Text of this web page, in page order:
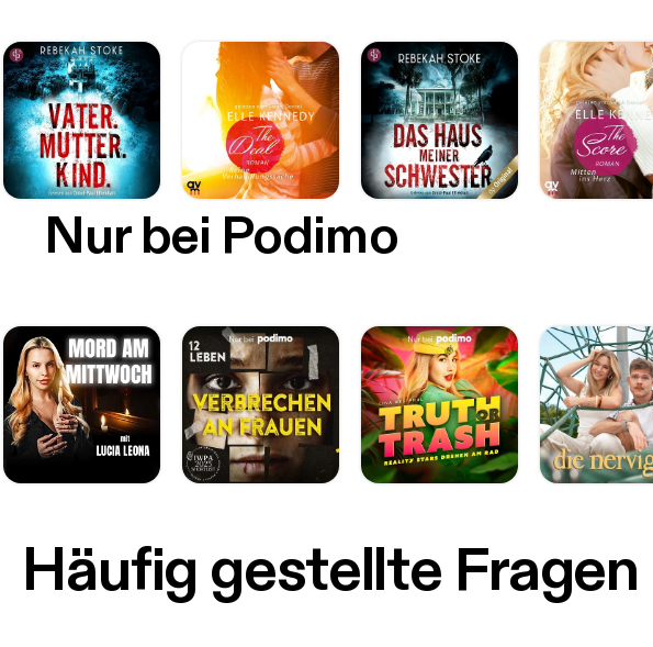
Nur bei Podimo
Häufig gestellte Fragen